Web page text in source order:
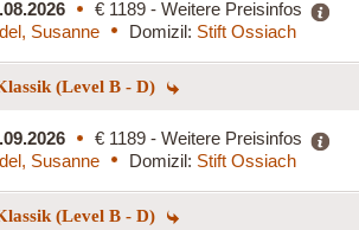
€ 1189 - Weitere Preisinfos
Susanne Domizil: Stift Ossiach
(Level B - D)
€ 1189 - Weitere Preisinfos
Susanne Domizil: Stift Ossiach
(Level B - D)